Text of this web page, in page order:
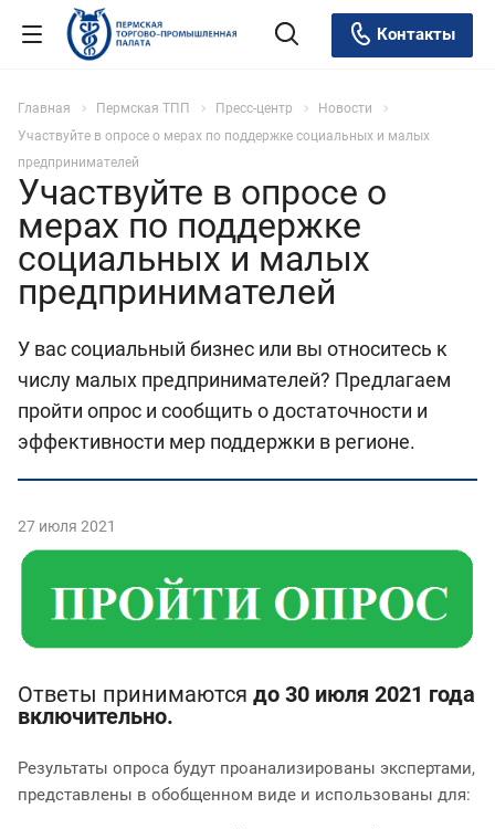
Контакты
Главная Пермская ТПП Пресс-центр
Новости
Участвуйте в опросе о мерах по поддержке социальных и малых
предпринимателей
Участвуйте в опросе о
мерах по поддержке
социальных и малых
предпринимателей
У вас социальный бизнес или вы относитесь к
числу малых предпринимателей? Предлагаем
пройти опрос и сообщить о достаточности и
эффективности мер поддержки в регионе.
27 июля 2021
Ответы принимаются до 30 июля 2021 года
включительно.
Результаты опроса будут проанализированы экспертами,
представлены в обобщенном виде и использованы для: